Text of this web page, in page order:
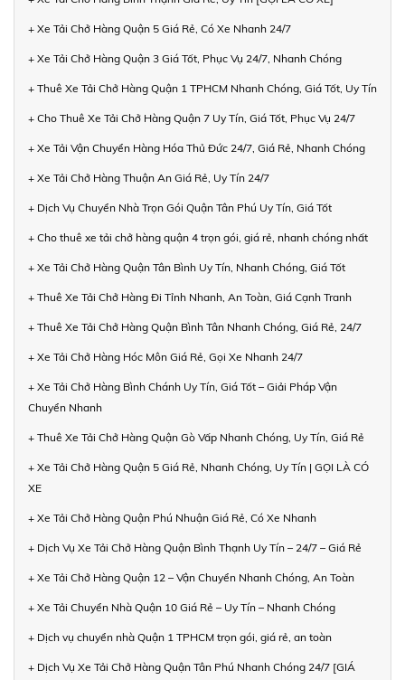
+ Xe Tải Chở Hàng Quận 5 Giá Rẻ, Có Xe Nhanh 24/7
+ Xe Tải Chở Hàng Quận 3 Giá Tốt, Phục Vụ 24/7, Nhanh Chóng
+ Thuê Xe Tải Chở Hàng Quận 1 TPHCM Nhanh Chóng, Giá Tốt, Uy Tín
+ Cho Thuê Xe Tải Chở Hàng Quận 7 Uy Tín, Giá Tốt, Phục Vụ 24/7
+ Xe Tải Vận Chuyển Hàng Hóa Thủ Đức 24/7, Giá Rẻ, Nhanh Chóng
+ Xe Tải Chở Hàng Thuận An Giá Rẻ, Uy Tín 24/7
+ Dịch Vụ Chuyển Nhà Trọn Gói Quận Tân Phú Uy Tín, Giá Tốt
+ Cho thuê xe tải chở hàng quận 4 trọn gói, giá rẻ, nhanh chóng nhất
+ Xe Tải Chở Hàng Quận Tân Bình Uy Tín, Nhanh Chóng, Giá Tốt
+ Thuê Xe Tải Chở Hàng Đi Tỉnh Nhanh, An Toàn, Giá Cạnh Tranh
+ Thuê Xe Tải Chở Hàng Quận Bình Tân Nhanh Chóng, Giá Rẻ, 24/7
+ Xe Tải Chở Hàng Hóc Môn Giá Rẻ, Gọi Xe Nhanh 24/7
+ Xe Tải Chở Hàng Bình Chánh Uy Tín, Giá Tốt – Giải Pháp Vận
Chuyển Nhanh
+ Thuê Xe Tải Chở Hàng Quận Gò Vấp Nhanh Chóng, Uy Tín, Giá Rẻ
+ Xe Tải Chở Hàng Quận 5 Giá Rẻ, Nhanh Chóng, Uy Tín | GỌI LÀ CÓ
XE
+ Xe Tải Chở Hàng Quận Phú Nhuận Giá Rẻ, Có Xe Nhanh
+ Dịch Vụ Xe Tải Chở Hàng Quận Bình Thạnh Uy Tín – 24/7 – Giá Rẻ
+ Xe Tải Chở Hàng Quận 12 – Vận Chuyển Nhanh Chóng, An Toàn
+ Xe Tải Chuyển Nhà Quận 10 Giá Rẻ – Uy Tín – Nhanh Chóng
+ Dịch vụ chuyển nhà Quận 1 TPHCM trọn gói, giá rẻ, an toàn
+ Dịch Vụ Xe Tải Chở Hàng Quận Tân Phú Nhanh Chóng 24/7 [GIÁ